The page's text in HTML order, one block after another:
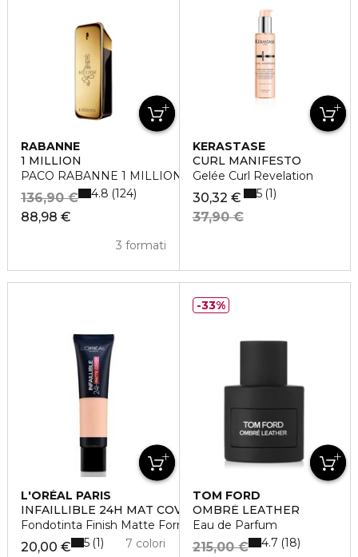
RABANNE
1 MILLION
PACO RABANNE 1 MILLION Eau de Toilette
88,98 €
136,90 €
3 formati
4.8 124
KERASTASE
CURL MANIFESTO
Gelée Curl Revelation
30,32 €
37,90 €
5 1
L'ORÉAL PARIS
INFAILLIBLE 24H MAT COVER
Fondotinta Finish Matte Formula a Lunga Durata
20,00 € 7 colori
5 1
TOM FORD
OMBRÈ LEATHER
Eau de Parfum
215,00 € 4.7 18
33%